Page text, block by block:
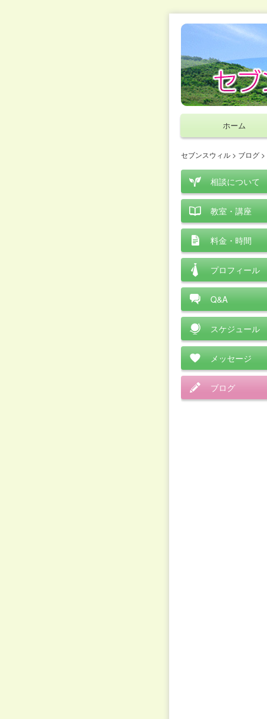
ホーム
セブンスウィル > ブログ >
相談について
教室・講座
料金・時間
プロフィール
Q&A
スケジュール
メッセージ
ブログ